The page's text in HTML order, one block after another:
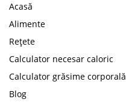
Acasă
Alimente
Rețete
Calculator necesar caloric
Calculator grăsime corporală
Blog